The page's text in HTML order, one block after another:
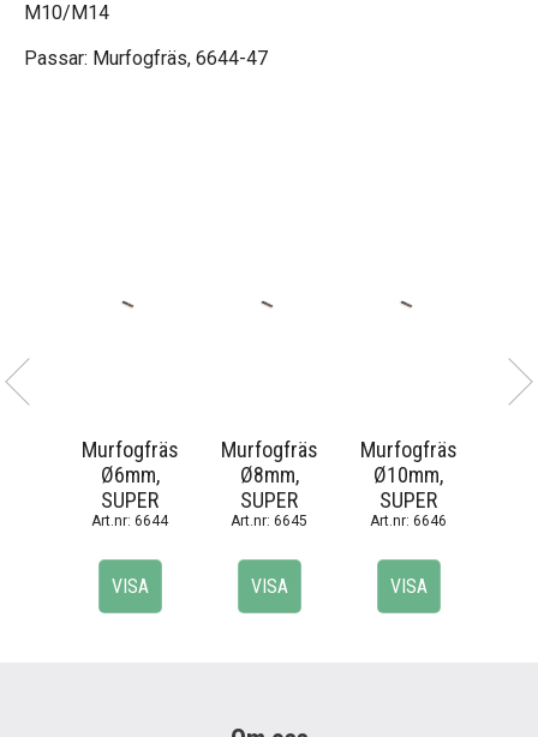
M10/M14
Passar: Murfogfräs, 6644-47
Murfogfräs
Ø6mm,
SUPER
6644
VISA
Murfogfräs
Ø8mm,
SUPER
6645
VISA
Murfogfräs
Ø10mm,
SUPER
6646
VISA